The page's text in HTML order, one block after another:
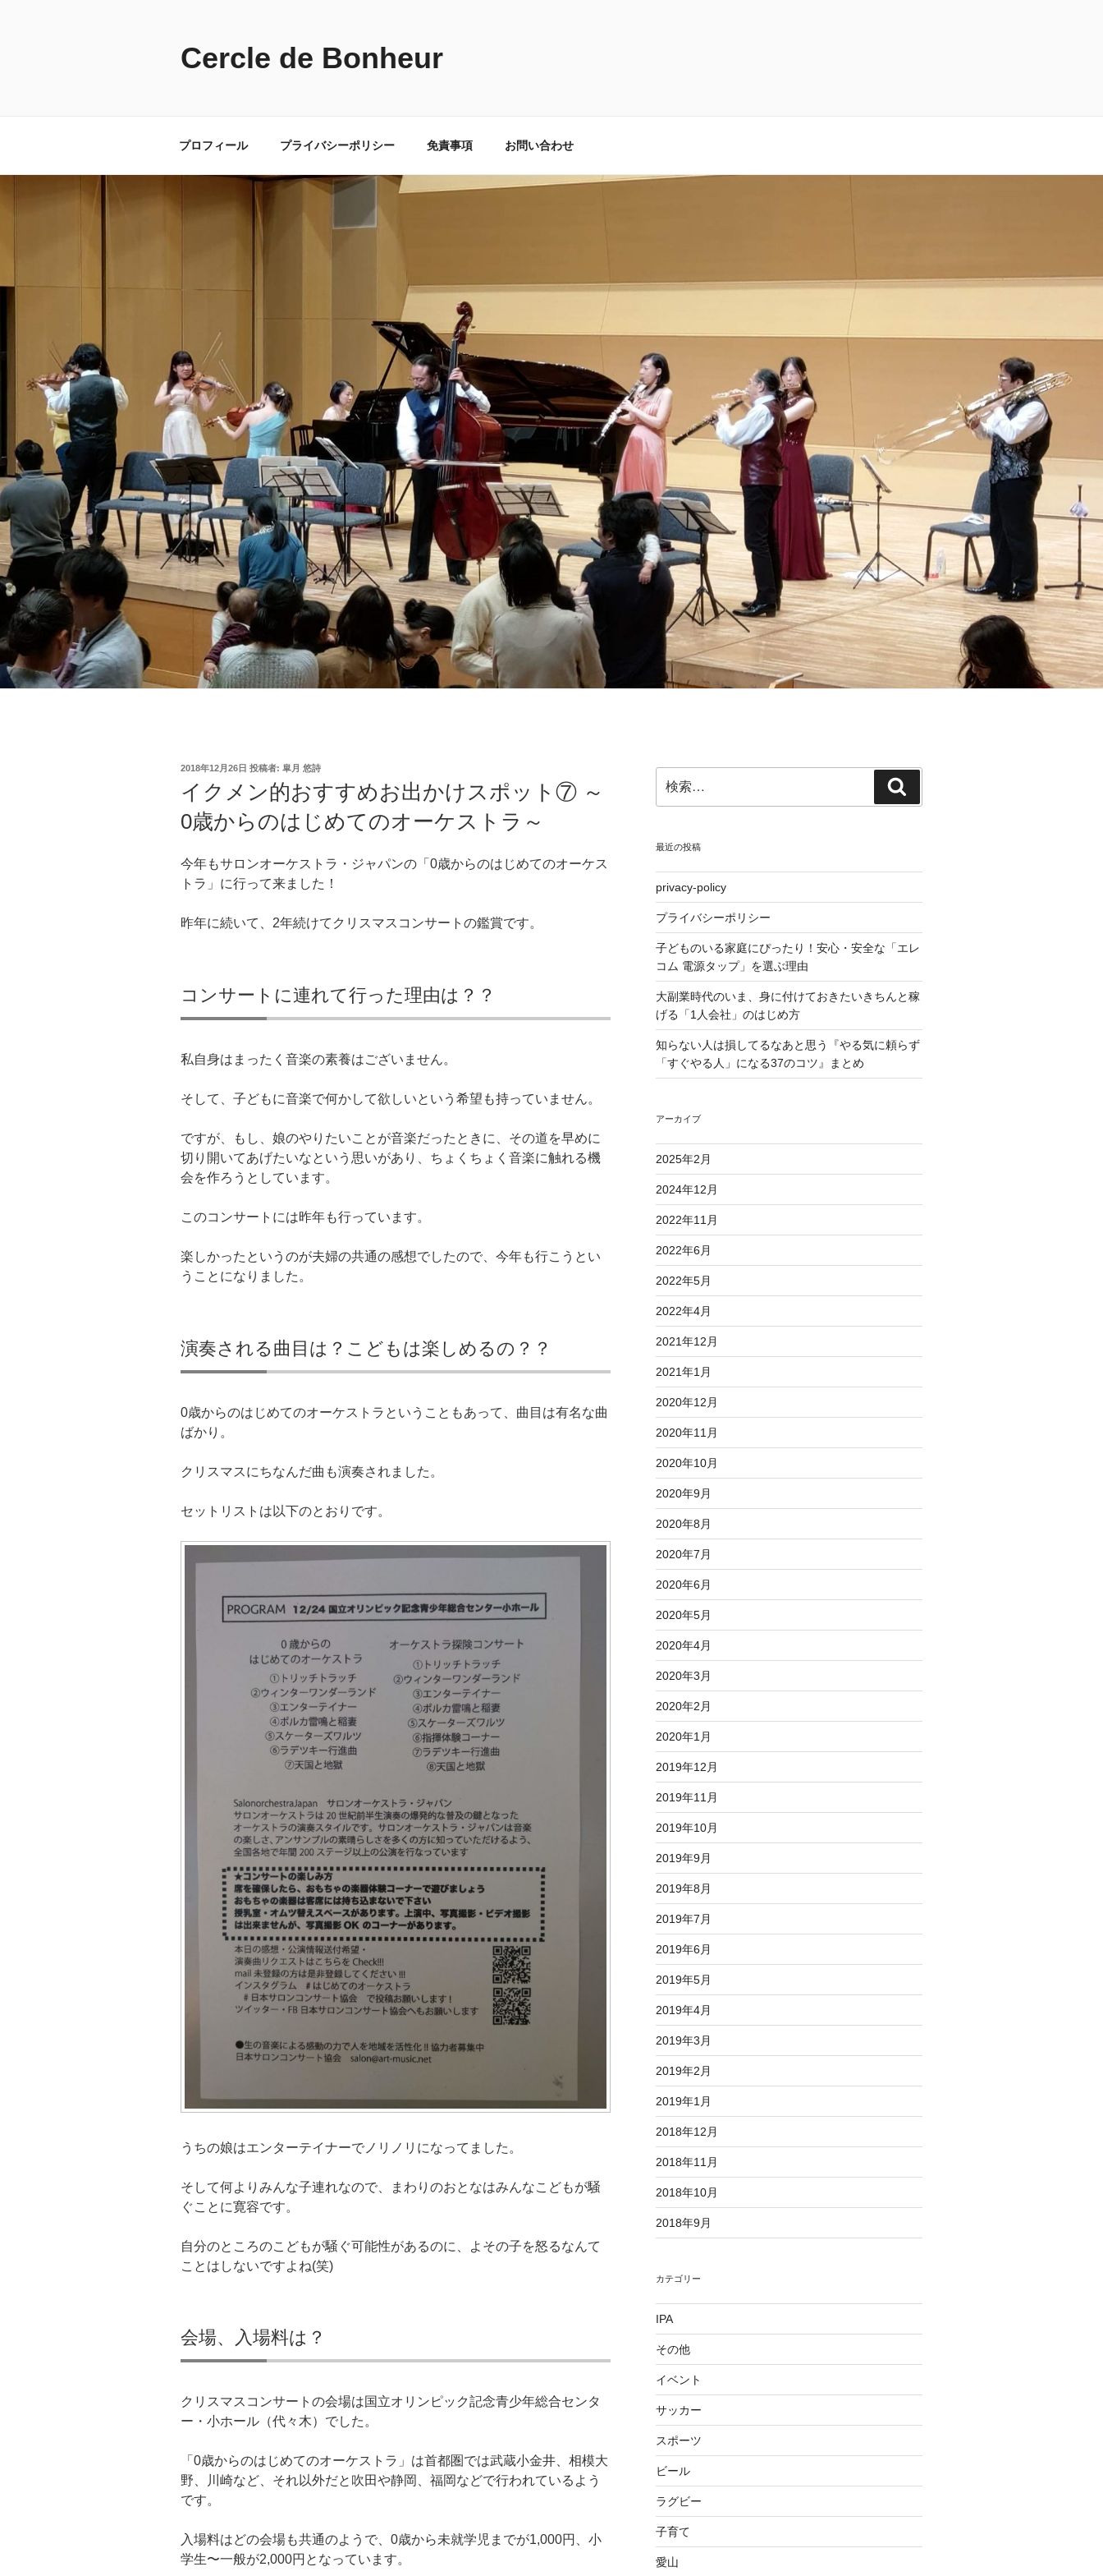
Cercle de Bonheur
プロフィール プライバシーポリシー 免責事項 お問い合わせ
投
日:
2018年12月26日 投稿者: 皐月 悠詩
イクメン的おすすめお出かけスポット⑦ ～
0歳からのはじめてのオーケストラ～
今年もサロンオーケストラ・ジャパンの「0歳からのはじめてのオーケス
トラ」に行って来ました！
昨年に続いて、2年続けてクリスマスコンサートの鑑賞です。
コンサートに連れて行った理由は？？
私自身はまったく音楽の素養はございません。
そして、子どもに音楽で何かして欲しいという希望も持っていません。
ですが、もし、娘のやりたいことが音楽だったときに、その道を早めに
切り開いてあげたいなという思いがあり、ちょくちょく音楽に触れる機
会を作ろうとしています。
このコンサートには昨年も行っています。
楽しかったというのが夫婦の共通の感想でしたので、今年も行こうとい
うことになりました。
演奏される曲目は？こどもは楽しめるの？？
0歳からのはじめてのオーケストラということもあって、曲目は有名な曲
ばかり。
クリスマスにちなんだ曲も演奏されました。
セットリストは以下のとおりです。
うちの娘はエンターテイナーでノリノリになってました。
そして何よりみんな子連れなので、まわりのおとなはみんなこどもが騒
ぐことに寛容です。
自分のところのこどもが騒ぐ可能性があるのに、よその子を怒るなんて
ことはしないですよね(笑)
会場、入場料は？
クリスマスコンサートの会場は国立オリンピック記念青少年総合センタ
ー・小ホール（代々木）でした。
「0歳からのはじめてのオーケストラ」は首都圏では武蔵小金井、相模大
野、川崎など、それ以外だと吹田や静岡、福岡などで行われているよう
です。
入場料はどの会場も共通のようで、0歳から未就学児までが1,000円、小
学生〜一般が2,000円となっています。
索:
索
最近の投稿
privacy-policy
プライバシーポリシー
子どものいる家庭にぴったり！安心・安全な「エレ
コム 電源タップ」を選ぶ理由
大副業時代のいま、身に付けておきたいきちんと稼
げる「1人会社」のはじめ方
知らない人は損してるなあと思う『やる気に頼らず
「すぐやる人」になる37のコツ』まとめ
アーカイブ
2025年2月
2024年12月
2022年11月
2022年6月
2022年5月
2022年4月
2021年12月
2021年1月
2020年12月
2020年11月
2020年10月
2020年9月
2020年8月
2020年7月
2020年6月
2020年5月
2020年4月
2020年3月
2020年2月
2020年1月
2019年12月
2019年11月
2019年10月
2019年9月
2019年8月
2019年7月
2019年6月
2019年5月
2019年4月
2019年3月
2019年2月
2019年1月
2018年12月
2018年11月
2018年10月
2018年9月
カテゴリー
IPA
その他
イベント
サッカー
スポーツ
ビール
ラグビー
子育て
愛山